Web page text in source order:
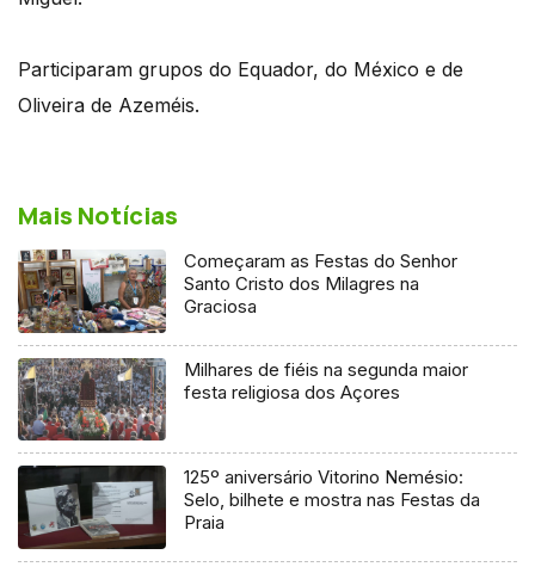
Participaram grupos do Equador, do México e de
Oliveira de Azeméis.
Mais Notícias
Começaram as Festas do Senhor
Santo Cristo dos Milagres na
Graciosa
Milhares de fiéis na segunda maior
festa religiosa dos Açores
125º aniversário Vitorino Nemésio:
Selo, bilhete e mostra nas Festas da
Praia